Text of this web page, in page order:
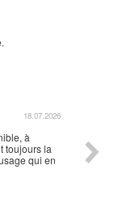
18.07.2026
à
toujours la
qui en